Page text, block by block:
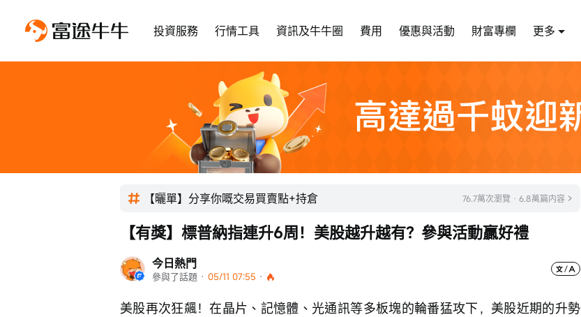
投資服務 行情工具 資訊及牛牛圈 費用 優惠與活動 財富專欄 更多
【曬單】分享你嘅交易買賣點+持倉 76.7萬次瀏覽 · 6.8萬篇内容
今日熱門
參與了話題 · 05/11 07:55 ·
【有獎】標普納指連升6周！美股越升越有？參與活動贏好禮
美股再次狂飆！在晶片、記憶體、光通訊等多板塊的輪番猛攻下，美股近期的升勢